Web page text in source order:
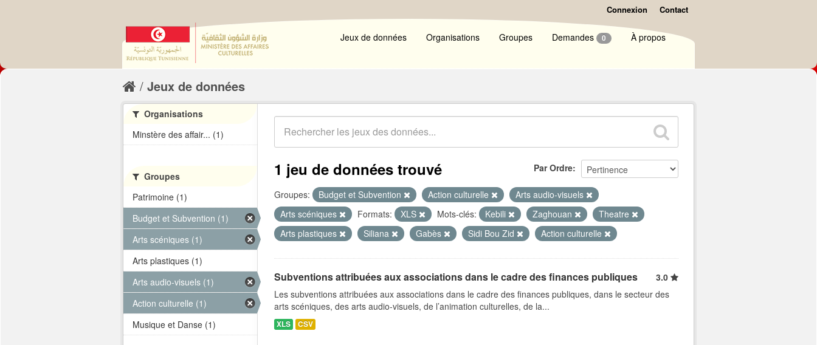
Connexion Contact
Jeux de données Organisations Groupes Demandes 0 À propos
Jeux de données
Par Ordre
1 jeu de données trouvé
Groupes: Budget et Subvention Action culturelle
Arts audio-visuels
Arts scéniques
Formats: XLS Mots-clés: Kebili Zaghouan
Theatre
Arts plastiques
Siliana Gabès Sidi Bou Zid Action culturelle
Subventions attribuées aux associations dans le cadre des finances publiques
3.0
Les subventions attribuées aux associations dans le cadre des finances publiques, dans le secteur des
arts scéniques, des arts audio-visuels, de l’animation culturelles, de la...
XLS CSV
Organisations
Minstère des affair... (1)
Groupes
Patrimoine (1)
Budget et Subvention (1)
Arts scéniques (1)
Arts plastiques (1)
Arts audio-visuels (1)
Action culturelle (1)
Musique et Danse (1)